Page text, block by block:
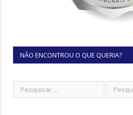
NÃO ENCONTROU O QUE QUERIA?